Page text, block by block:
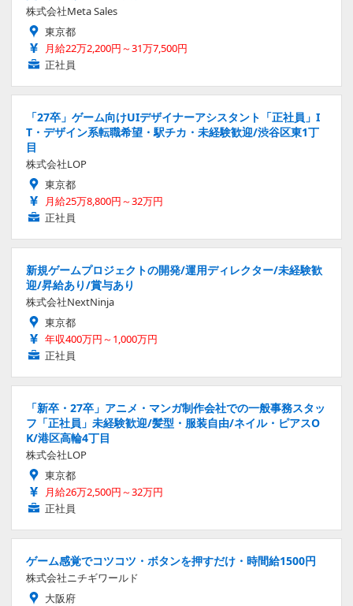
株式会社Meta Sales
東京都
月給22万2,200円～31万7,500円
正社員
「27卒」ゲーム向けUIデザイナーアシスタント「正社員」I
T・デザイン系転職希望・駅チカ・未経験歓迎/渋谷区東1丁
目
株式会社LOP
東京都
月給25万8,800円～32万円
正社員
新規ゲームプロジェクトの開発/運用ディレクター/未経験歓
迎/昇給あり/賞与あり
株式会社NextNinja
東京都
年収400万円～1,000万円
正社員
「新卒・27卒」アニメ・マンガ制作会社での一般事務スタッ
フ「正社員」未経験歓迎/髪型・服装自由/ネイル・ピアスO
K/港区高輪4丁目
株式会社LOP
東京都
月給26万2,500円～32万円
正社員
ゲーム感覚でコツコツ・ボタンを押すだけ・時間給1500円
株式会社ニチギワールド
大阪府